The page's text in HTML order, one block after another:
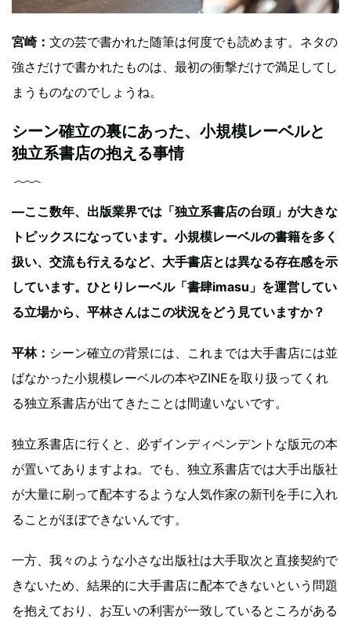
宮崎： 文の芸で書かれた随筆は何度でも読めます。ネタの
強さだけで書かれたものは、最初の衝撃だけで満足してし
まうものなのでしょうね。
シーン確立の裏にあった、小規模レーベルと
独立系書店の抱える事情
―ここ数年、出版業界では「独立系書店の台頭」が大きな
トピックスになっています。小規模レーベルの書籍を多く
扱い、交流も行えるなど、大手書店とは異なる存在感を示
しています。ひとりレーベル「書肆imasu」を運営してい
る立場から、平林さんはこの状況をどう見ていますか？
平林： シーン確立の背景には、これまでは大手書店には並
ばなかった小規模レーベルの本やZINEを取り扱ってくれ
る独立系書店が出てきたことは間違いないです。
独立系書店に行くと、必ずインディペンデントな版元の本
が置いてありますよね。でも、独立系書店では大手出版社
が大量に刷って配本するような人気作家の新刊を手に入れ
ることがほぼできないんです。
一方、我々のような小さな出版社は大手取次と直接契約で
きないため、結果的に大手書店に配本できないという問題
を抱えており、お互いの利害が一致しているところがある